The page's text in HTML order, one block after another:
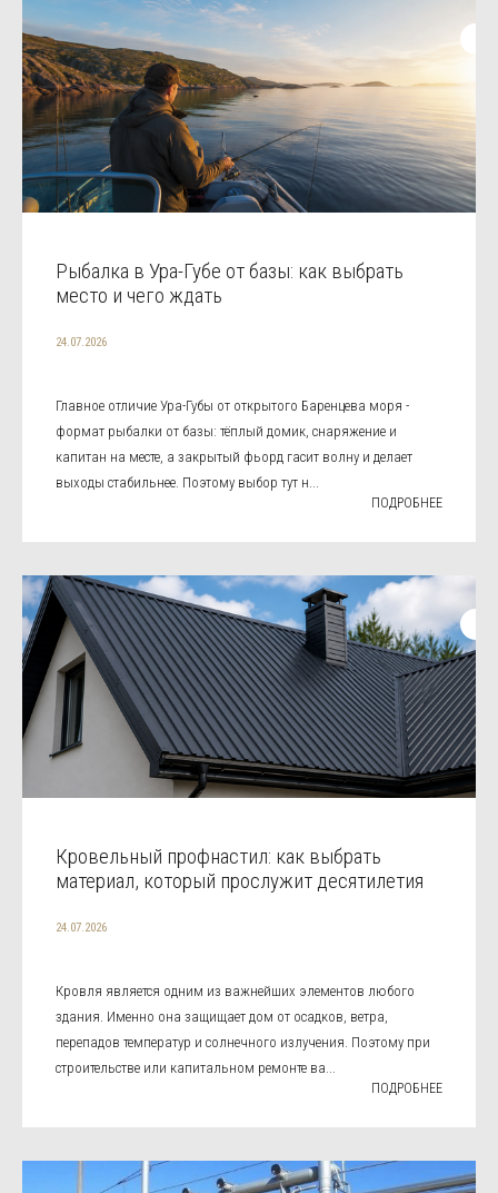
Рыбалка в Ура-Губе от базы: как выбрать
место и чего ждать
24.07.2026
Главное отличие Ура-Губы от открытого Баренцева моря -
формат рыбалки от базы: тёплый домик, снаряжение и
капитан на месте, а закрытый фьорд гасит волну и делает
выходы стабильнее. Поэтому выбор тут н...
ПОДРОБНЕЕ
Кровельный профнастил: как выбрать
материал, который прослужит десятилетия
24.07.2026
Кровля является одним из важнейших элементов любого
здания. Именно она защищает дом от осадков, ветра,
перепадов температур и солнечного излучения. Поэтому при
строительстве или капитальном ремонте ва...
ПОДРОБНЕЕ